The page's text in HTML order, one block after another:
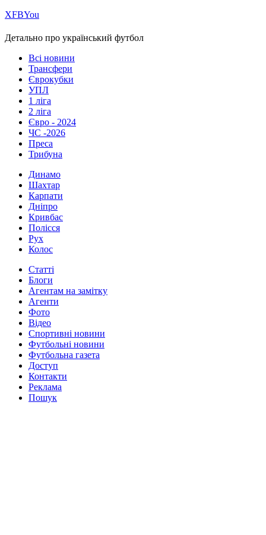
ХFBYou
Детально про український футбол
Всі новини
Трансфери
Єврокубки
УПЛ
1 ліга
2 ліга
Євро - 2024
ЧС -2026
Преса
Трибуна
Динамо
Шахтар
Карпати
Дніпро
Кривбас
Полісся
Рух
Колос
Статті
Блоги
Агентам на замітку
Агенти
Фото
Відео
Спортивні новини
Футбольні новини
Футбольна газета
Доступ
Контакти
Реклама
Пошук